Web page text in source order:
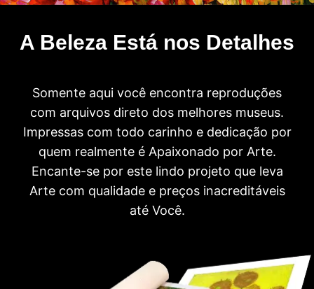
A Beleza Está nos Detalhes
Somente aqui você encontra reproduções
com arquivos direto dos melhores museus.
Impressas com todo carinho e dedicação por
quem realmente é Apaixonado por Arte.
Encante-se por este lindo projeto que leva
Arte com qualidade e preços inacreditáveis
até Você.